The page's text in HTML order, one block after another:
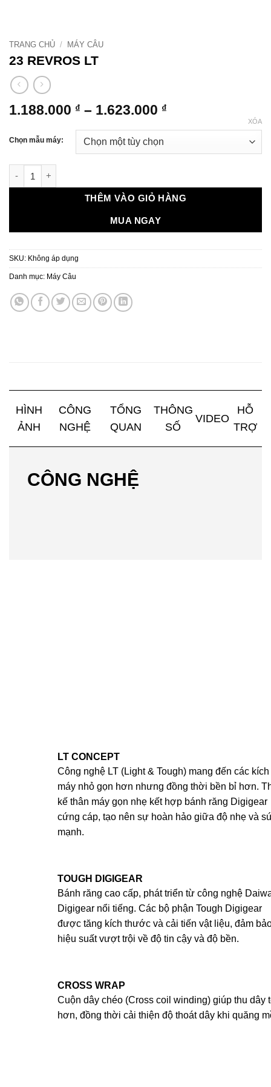
TRANG CHỦ / MÁY CÂU
23 REVROS LT
1.188.000 ₫ – 1.623.000 ₫
1.188.000 ₫
Chọn mẫu máy:
XÓA
THÊM VÀO GIỎ HÀNG
MUA NGAY
SKU: Không áp dụng
Danh mục: Máy Câu
HÌNH
ẢNH
CÔNG
NGHỆ
TỔNG
QUAN
THÔNG
SỐ
VIDEO
HỖ
TRỢ
CÔNG NGHỆ
LT CONCEPT
Công nghệ LT (Light & Tough) mang đến các
máy nhỏ gọn hơn nhưng đồng thời bền bỉ hơn.
kế thân máy gọn nhẹ kết hợp bánh răng Digigear
cứng cáp, tạo nên sự hoàn hảo giữa độ nhẹ và
mạnh.
TOUGH DIGIGEAR
Bánh răng cao cấp, phát triển từ công nghệ
Digigear nổi tiếng. Các bộ phận Tough Digigear
được tăng kích thước và cải tiến vật liệu, đảm
hiệu suất vượt trội về độ tin cậy và độ bền.
CROSS WRAP
Cuộn dây chéo (Cross coil winding) giúp thu dây
hơn, đồng thời cải thiện độ thoát dây khi quăng